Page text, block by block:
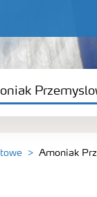
Amoniak